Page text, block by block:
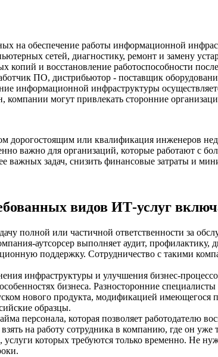
на обеспечение работы информационной
сетей, диагностику, ремонт и замену
копий и восстановление работоспособности
ПО, дистрибьютор - поставщик
информационной инфраструктуры
могут привлекать сторонние
дорогостоящим или квалификация инженеров
важно для организаций, которые работают с
важных задач, снизить финансовые затраты и
видов ИТ-услуг
полной или частичной ответственности за
аутсорсер выполняет аудит,
поддержку. Сотрудничество с такими
инфраструктуры и улучшения бизнес-
бизнеса. Разносторонние
нового продукта, модификацией имеющегося
образцы.
персонала, которая позволяет работодателю
на работу сотрудника в компанию, где он
которых требуются только временно. Не